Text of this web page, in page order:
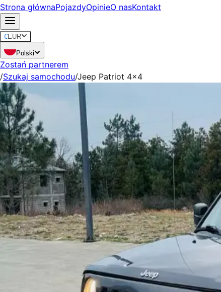
Strona głównaPojazdyOpinieO nasKontakt
€EUR
Polski
Zostań partnerem
/Szukaj samochodu/Jeep Patriot 4x4